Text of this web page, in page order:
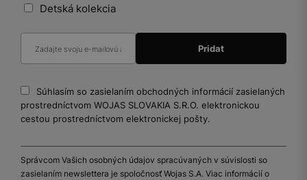
Detská kolekcia
Súhlasím so zasielaním obchodných informácií zasielaných
prostredníctvom WOJAS SLOVAKIA S.R.O. elektronickou
cestou prostredníctvom elektronickej pošty.
Správcom Vašich osobných údajov spracúvaných v súvislosti so
zasielaním newslettera je spoločnosť Wojas S.A. Viac informácií o